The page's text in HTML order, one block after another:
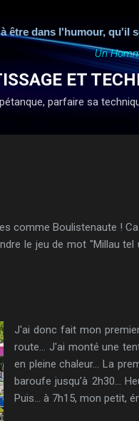
l'humour, qu'il soit
Un
ET
parfaire sa
comme Boulistenaute !
le jeu de mot "Millau tel
J'ai donc fait mon
route... J'ai monté une
en pleine chaleur... La
baroufe jusqu'à 2h30...
Puis... à 7h15, mon petit,